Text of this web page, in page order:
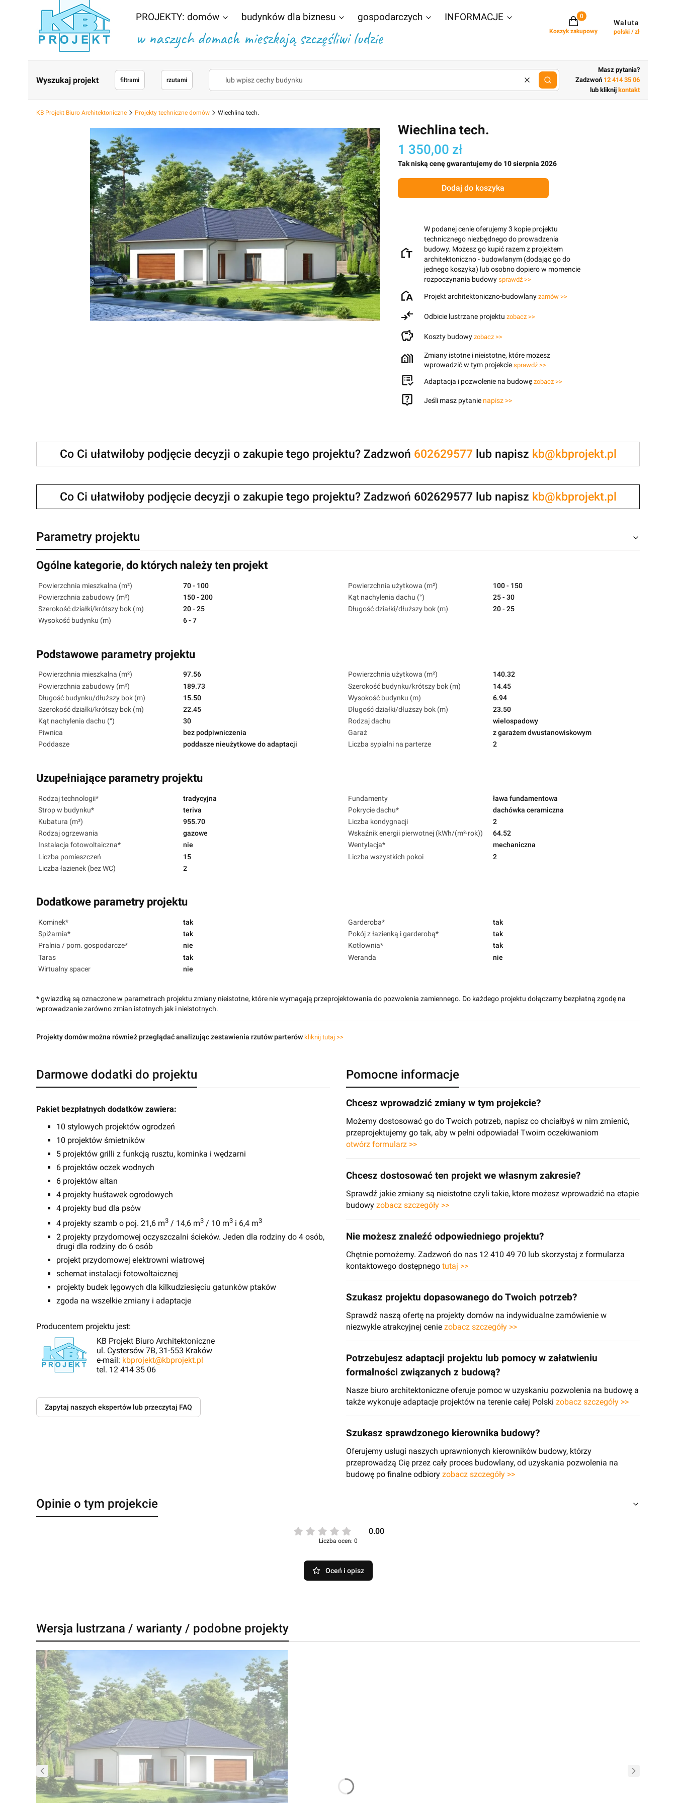
PROJEKTY: domów budynków dla biznesu gospodarczych INFORMACJE
w naszych domach mieszkają szczęśliwi ludzie
Projekty w koszyku: 0. Zobacz
Koszyk zakupowy
Waluta
polski / zł
Wyszukaj projekt filtrami rzutami
Wyczyśćlub wpisz cechy budynku
Masz pytania?
Zadzwoń 12 414 35 06
lub kliknij kontakt
KB Projekt Biuro Architektoniczne Projekty techniczne domów Wiechlina tech.
Wiechlina tech.
1 350,00 zł
Tak niską cenę gwarantujemy do 10 sierpnia 2026
Dodaj do koszyka
W podanej cenie oferujemy 3 kopie projektu
technicznego niezbędnego do prowadzenia
budowy. Możesz go kupić razem z projektem
architektoniczno - budowlanym (dodając go do
jednego koszyka) lub osobno dopiero w momencie
rozpoczynania budowy sprawdź >>
Projekt architektoniczno-budowlany zamów >>
Odbicie lustrzane projektu zobacz >>
Koszty budowy zobacz >>
Zmiany istotne i nieistotne, które możesz
wprowadzić w tym projekcie sprawdź >>
Adaptacja i pozwolenie na budowę zobacz >>
Jeśli masz pytanie napisz >>
Co Ci ułatwiłoby podjęcie decyzji o zakupie tego projektu? Zadzwoń 602629577lub napisz kb@kbprojekt.pl
Co Ci ułatwiłoby podjęcie decyzji o zakupie tego projektu? Zadzwoń 602629577 lub napisz kb@kbprojekt.pl
Parametry projektu
Ogólne kategorie, do których należy ten projekt
Powierzchnia mieszkalna (m²) 70 - 100 Powierzchnia użytkowa (m²)
100 - 150
Powierzchnia zabudowy (m²)
150 - 200 Kąt nachylenia dachu (°)
25 - 30
Szerokość działki/krótszy bok (m)
20 - 25 Długość działki/dłuższy bok (m)
20 - 25
Wysokość budynku (m)
6 - 7
Podstawowe parametry projektu
Powierzchnia mieszkalna (m²) 97.56 Powierzchnia użytkowa (m²)
140.32
Powierzchnia zabudowy (m²)
189.73 Szerokość budynku/krótszy bok (m)
14.45
Długość budynku/dłuższy bok (m)
15.50 Wysokość budynku (m)
6.94
Szerokość działki/krótszy bok (m)
22.45 Długość działki/dłuższy bok (m)
23.50
Kąt nachylenia dachu (°)
30 Rodzaj dachu
wielospadowy
Piwnica
bez podpiwniczenia Garaż
z garażem dwustanowiskowym
Poddasze
poddasze nieużytkowe do adaptacji Liczba sypialni na parterze 2
Uzupełniające parametry projektu
Rodzaj technologii* tradycyjna Fundamenty
ława fundamentowa
Strop w budynku*
teriva Pokrycie dachu*
dachówka ceramiczna
Kubatura (m³)
955.70 Liczba kondygnacji
2
Rodzaj ogrzewania
gazowe Wskaźnik energii pierwotnej (kWh/(m²·rok))
64.52
Instalacja fotowoltaiczna*
nie Wentylacja*
mechaniczna
Liczba pomieszczeń
15 Liczba wszystkich pokoi
2
Liczba łazienek (bez WC)
2
Dodatkowe parametry projektu
Kominek* tak Garderoba*
tak
Spiżarnia*
tak Pokój z łazienką i garderobą*
tak
Pralnia / pom. gospodarcze*
nie Kotłownia*
tak
Taras
tak Weranda
nie
Wirtualny spacer
nie
* gwiazdką są oznaczone w parametrach projektu zmiany nieistotne, które nie wymagają przeprojektowania do pozwolenia zamiennego. Do każdego projektu dołączamy bezpłatną zgodę na
wprowadzanie zarówno zmian istotnych jak i nieistotnych.
Projekty domów można również przeglądać analizując zestawienia rzutów parterów kliknij tutaj >>
Darmowe dodatki do projektu
Pakiet bezpłatnych dodatków zawiera:
10 stylowych projektów ogrodzeń
10 projektów śmietników
5 projektów grilli z funkcją rusztu, kominka i wędzarni
6 projektów oczek wodnych
6 projektów altan
4 projekty huśtawek ogrodowych
4 projekty bud dla psów
4 projekty szamb o poj. 21,6 m3 / 14,6 m3 / 10 m3 i 6,4 m3
2 projekty przydomowej oczyszczalni ścieków. Jeden dla rodziny do 4 osób,
drugi dla rodziny do 6 osób
projekt przydomowej elektrowni wiatrowej
schemat instalacji fotowoltaicznej
projekty budek lęgowych dla kilkudziesięciu gatunków ptaków
zgoda na wszelkie zmiany i adaptacje
Producentem projektu jest:
KB Projekt Biuro Architektoniczne
ul. Cystersów 7B, 31-553 Kraków
e-mail: kbprojekt@kbprojekt.pl
tel. 12 414 35 06
Zapytaj naszych ekspertów lub przeczytaj FAQ
Pomocne informacje
Chcesz wprowadzić zmiany w tym projekcie?
Możemy dostosować go do Twoich potrzeb, napisz co chciałbyś w nim zmienić,
przeprojektujemy go tak, aby w pełni odpowiadał Twoim oczekiwaniom
otwórz formularz >>
Chcesz dostosować ten projekt we własnym zakresie?
Sprawdź jakie zmiany są nieistotne czyli takie, ktore możesz wprowadzić na etapie
budowy zobacz szczegóły >>
Nie możesz znaleźć odpowiedniego projektu?
Chętnie pomożemy. Zadzwoń do nas 12 410 49 70 lub skorzystaj z formularza
kontaktowego dostępnego tutaj >>
Szukasz projektu dopasowanego do Twoich potrzeb?
Sprawdź naszą ofertę na projekty domów na indywidualne zamówienie w
niezwykle atrakcyjnej cenie zobacz szczegóły >>
Potrzebujesz adaptacji projektu lub pomocy w załatwieniu
formalności związanych z budową?
Nasze biuro architektoniczne oferuje pomoc w uzyskaniu pozwolenia na budowę a
także wykonuje adaptacje projektów na terenie całej Polski zobacz szczegóły >>
Szukasz sprawdzonego kierownika budowy?
Oferujemy usługi naszych uprawnionych kierowników budowy, którzy
przeprowadzą Cię przez cały proces budowlany, od uzyskania pozwolenia na
budowę po finalne odbiory zobacz szczegóły >>
Opinie o tym projekcie
0.00
Liczba ocen: 0
Oceń i opisz
Wersja lustrzana / warianty / podobne projekty